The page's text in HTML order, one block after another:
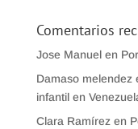
Comentarios
Jose Manuelen
Damaso melendez
infantil en
Clara Ramírez en